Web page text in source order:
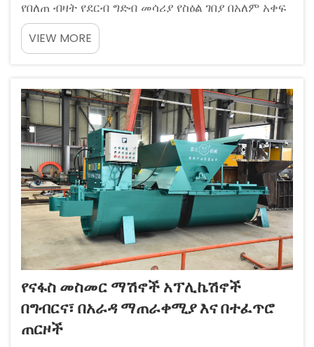
የበለጠ ብዛት የደርብ ግድብ መሳሪያ የስዕል ገበያ በአለም አቀፍ
ሁኔታ ላይ በአሁኑ ጊዜ የከተማ አፈራረጃ ቁጥር በመጨመር
ምክንያት በመንደር ወለድ የመሬት ገጽ እና የምድር ግራዎች
በመቀየር ምክንያት በመንደር ወለድ የሚሰራ ነው።
VIEW MORE
የናፋስ መስመር ማሽኖች አፕሊኬሽኖች
በግብርና፣ በአራዳ ማጠራቀሚያ እና በተፈጥሮ
ጠርዞች